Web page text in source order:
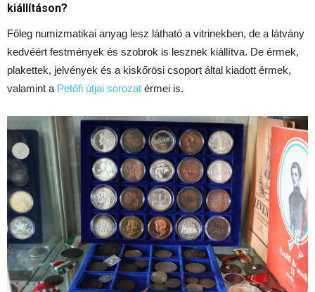
kiállításon?
Főleg numizmatikai anyag lesz látható a vitrinekben, de a látvány
kedvéért festmények és szobrok is lesznek kiállítva. De érmek,
plakettek, jelvények és a kiskőrösi csoport által kiadott érmek,
valamint a Petőfi útjai sorozat érmei is.